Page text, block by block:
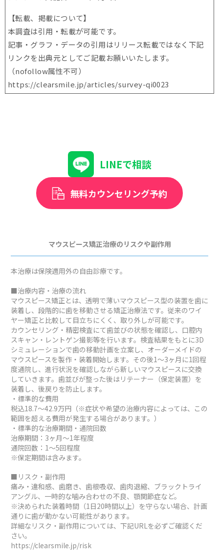
【転載、掲載について】
本調査は引用・転載が可能です。
記事・グラフ・データの引用はリリース転載ではなく下記
リンクを出典元としてご記載お願いいたします。
（nofollow属性不可）
https://clearsmile.jp/articles/survey-qi0023
LINEで相談
無料カウンセリング予約
マウスピース矯正治療のリスクや副作用
本治療は保険適用外の自由診療です。
■治療内容・治療の流れ
マウスピース矯正とは、透明で薄いマウスピース型の装置を歯に
装着し、段階的に歯を移動させる矯正治療法です。従来のワイ
ヤー矯正と比較して目立ちにくく、取り外しが可能です。
カウンセリング・精密検査にて歯並びの状態を確認し、口腔内
スキャン・レントゲン撮影等を行います。検査結果をもとに3D
シミュレーションで歯の移動計画を立案し、オーダーメイドの
マウスピースを製作・装着開始します。その後1～3ヶ月に1回程
度通院し、進行状況を確認しながら新しいマウスピースに交換
していきます。歯並びが整った後はリテーナー（保定装置）を
装着し、後戻りを防止します。
・標準的な費用
税込18.7～42.9万円（※症状や希望の治療内容によっては、この
範囲を超える費用が発生する場合があります。）
・標準的な治療期間・通院回数
治療期間：3ヶ月～1年程度
通院回数：1～5回程度
※保定期間は含みます。
■リスク・副作用
痛み・違和感、歯磨き、歯根吸収、歯肉退縮、ブラックトライ
アングル、一時的な噛み合わせの不良、顎関節症など。
※決められた装着時間（1日20時間以上）を守らない場合、計画
通りに歯が動かない可能性があります。
詳細なリスク・副作用については、下記URLを必ずご確認くだ
さい。
https://clearsmile.jp/risk